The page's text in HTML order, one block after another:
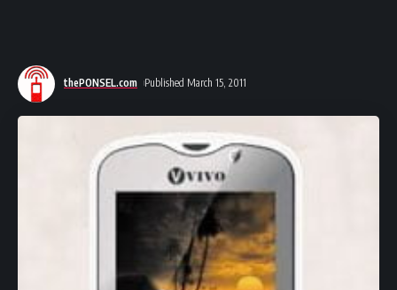
thePONSEL.com Published March 15, 2011